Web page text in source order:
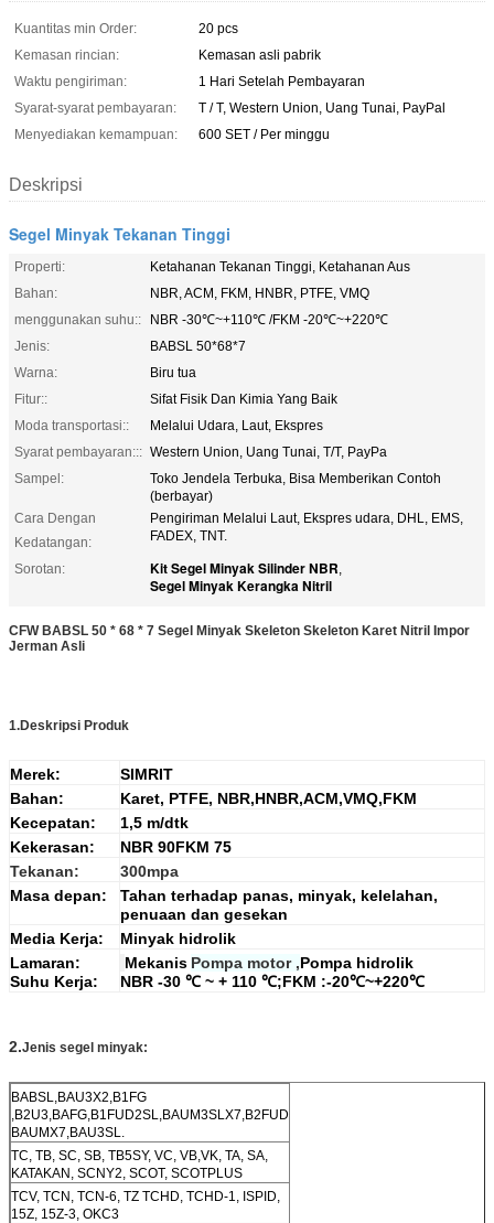
Kuantitas min Order:
20 pcs
Kemasan rincian:
Kemasan asli pabrik
Waktu pengiriman:
1 Hari Setelah Pembayaran
Syarat-syarat pembayaran:
T / T, Western Union, Uang Tunai, PayPal
Menyediakan kemampuan:
600 SET / Per minggu
Deskripsi
Segel Minyak Tekanan Tinggi
Properti:
Ketahanan Tekanan Tinggi, Ketahanan Aus
Bahan:
NBR, ACM, FKM, HNBR, PTFE, VMQ
menggunakan suhu::
NBR -30℃~+110℃ /FKM -20℃~+220℃
Jenis:
BABSL 50*68*7
Warna:
Biru tua
Fitur::
Sifat Fisik Dan Kimia Yang Baik
Moda transportasi::
Melalui Udara, Laut, Ekspres
Syarat pembayaran::: Western Union, Uang Tunai, T/T, PayPa
Sampel:
Toko Jendela Terbuka, Bisa Memberikan Contoh
(berbayar)
Cara Dengan
Kedatangan:
Pengiriman Melalui Laut, Ekspres udara, DHL, EMS,
FADEX, TNT.
Sorotan: Kit Segel Minyak Silinder NBR,
Segel Minyak Kerangka Nitril
CFW BABSL 50 * 68 * 7 Segel Minyak Skeleton Skeleton Karet Nitril Impor
Jerman Asli
1.Deskripsi Produk
Merek:
SIMRIT
Bahan:
Karet, PTFE, NBR,HNBR,ACM,VMQ,FKM
Kecepatan:
1,5 m/dtk
Kekerasan:
NBR 90FKM 75
Tekanan:
300mpa
Masa depan:
Tahan terhadap panas, minyak, kelelahan,
penuaan dan gesekan
Media Kerja:
Minyak hidrolik
Lamaran:
Suhu Kerja:
Mekanis Pompa motor ,Pompa hidrolik
NBR -30 ℃ ~ + 110 ℃;FKM :-20℃~+220℃
2.Jenis segel minyak:
BABSL,BAU3X2,B1FG
,B2U3,BAFG,B1FUD2SL,BAUM3SLX7,B2FUD
BAUMX7,BAU3SL.
TC, TB, SC, SB, TB5SY, VC, VB,VK, TA, SA,
KATAKAN, SCNY2, SCOT, SCOTPLUS
TCV, TCN, TCN-6, TZ TCHD, TCHD-1, ISPID,
15Z, 15Z-3, OKC3